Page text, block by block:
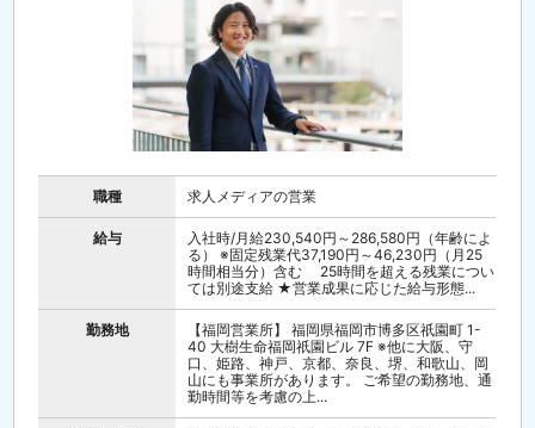
職種 求人メディアの営業
給与
入社時/月給230,540円～286,580円（年齢によ
る） ※固定残業代37,190円～46,230円（月25
時間相当分）含む 25時間を超える残業につい
ては別途支給 ★営業成果に応じた給与形態...
勤務地
【福岡営業所】 福岡県福岡市博多区祇園町 1-
40 大樹生命福岡祇園ビル 7F ※他に大阪、守
口、姫路、神戸、京都、奈良、堺、和歌山、岡
山にも事業所があります。 ご希望の勤務地、通
勤時間等を考慮の上...